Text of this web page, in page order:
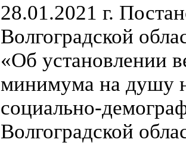
28.01.2021 г.
Волгоградской
«Об установлении
минимума на душу
социально-
Волгоградской